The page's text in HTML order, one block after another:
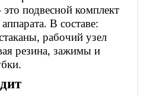
подвесной комплект
В составе:
рабочий узел
резина, зажимы и